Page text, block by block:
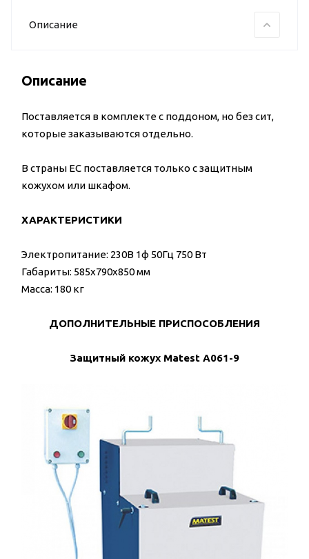
Описание
Описание
Поставляется в комплекте с поддоном, но без сит,
которые заказываются отдельно.
В страны ЕС поставляется только с защитным
кожухом или шкафом.
ХАРАКТЕРИСТИКИ
Электропитание: 230В 1ф 50Гц 750 Вт
Габариты: 585x790x850 мм
Масса: 180 кг
ДОПОЛНИТЕЛЬНЫЕ ПРИСПОСОБЛЕНИЯ
Защитный кожух Matest A061-9